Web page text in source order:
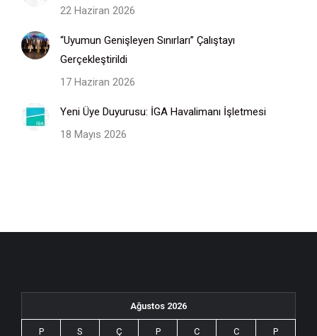
22 Haziran 2026
“Uyumun Genişleyen Sınırları” Çalıştayı
Gerçekleştirildi
17 Haziran 2026
Yeni Üye Duyurusu: İGA Havalimanı İşletmesi
18 Mayıs 2026
Ağustos 2026
P S Ç P C C P